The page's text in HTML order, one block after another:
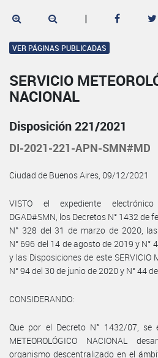
|
VER PÁGINAS PUBLICADAS
SERVICIO
NACIONAL
Disposición 221/2021
DI-2021-221-APN-SMN#MD
Ciudad de Buenos Aires, 09/12/2021
VISTO el expediente electrónico
DGAD#SMN, los Decretos N° 1432 de
N° 328 del 31 de marzo de 2020,
N° 696 del 14 de agosto de 2019 y N°
y las Disposiciones de este SERVICIO
N° 94 del 30 de junio de 2020 y N° 44
CONSIDERANDO:
Que por el Decreto N° 1432/07, se
METEOROLÓGICO NACIONAL
organismo descentralizado en el